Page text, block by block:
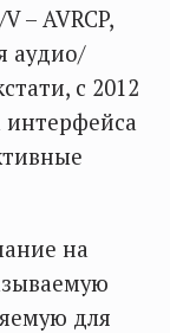
– AVRCP,
аудио/
с 2012
интерфейса
на
для